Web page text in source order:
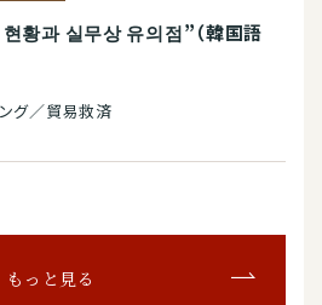
황과 실무상 유의점”（韓国語
グ／貿易救済
もっと見る